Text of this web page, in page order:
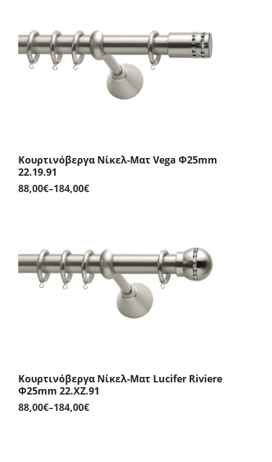
167,00€
Κουρτινόβεργα Νίκελ-Ματ Vega Φ25mm
22.19.91
88,00€–184,00€Price
184,00€
Κουρτινόβεργα Νίκελ-Ματ Lucifer Riviere
Φ25mm 22.XZ.91
88,00€–184,00€Price